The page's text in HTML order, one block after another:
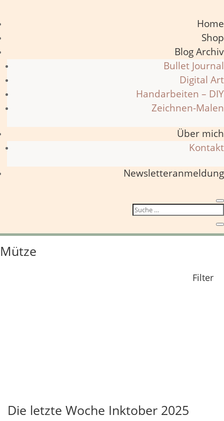
Home
Shop
Blog Archiv
Bullet Journal
Digital Art
Handarbeiten – DIY
Zeichnen-Malen
Über mich
Kontakt
Newsletteranmeldung
Mütze
Filter
Die letzte Woche Inktober 2025